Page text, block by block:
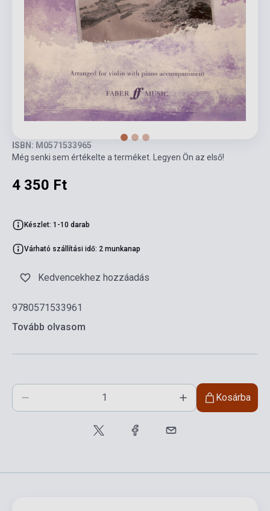
ISBN: M0571533965
Még senki sem értékelte a terméket. Legyen Ön az első!
4 350 Ft
Készlet: 1-10 darab
Várható szállítási idő: 2 munkanap
Kedvencekhez hozzáadás
9780571533961
Tovább olvasom
Kosárba